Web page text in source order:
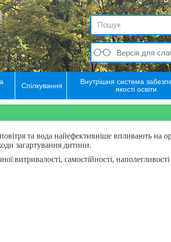
Версія для
Спілкування
Внутрішня система
якості освіти
та вода найефективніше впливають на
загартування дитини.
витривалості, самостійності,